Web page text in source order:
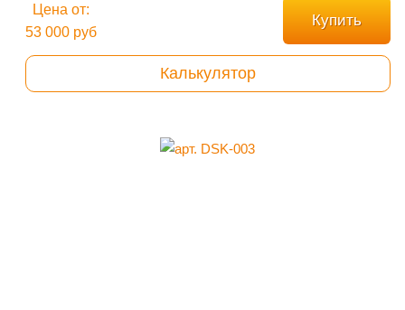
Цена от:
53 000 руб
Купить
Калькулятор